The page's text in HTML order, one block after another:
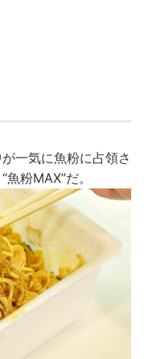
一気に魚粉に占領さ
粉MAX”だ。